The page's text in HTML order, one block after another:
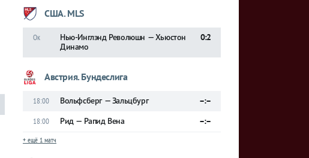
США. MLS
Ок
Нью-Инглэнд Революшн — Хьюстон
Динамо
0:2
Австрия. Бундеслига
18:00 Вольфсберг — Зальцбург –:–
18:00 Рид — Рапид Вена –:–
+ ещё 1 матч